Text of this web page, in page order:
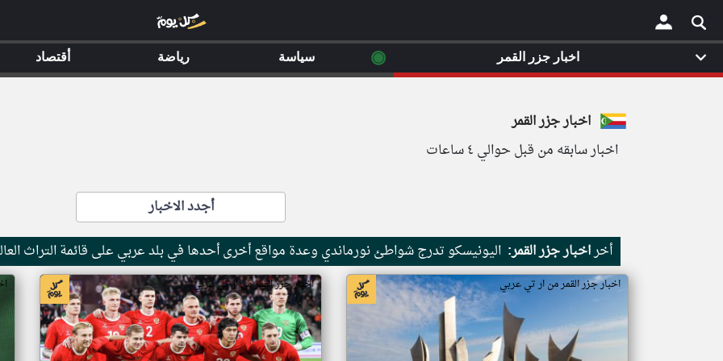
×
اخبار جزر القمر
اخبار سابقه من قبل حوالي ٤ ساعات
أجدد الاخبار
أخراخبار جزر القمر: اليونيسكو تدرج شواطئ نورماندي وعدة مواقع أخرى أحدها في بلد عربي على قائمة التراث
اخبار جزر القمر من ار تي عربي اخبار جزر القمر من ار تي عربي
اخبار جزر القمر ◉ سياسة رياضة أقتصاد